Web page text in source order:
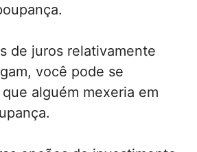
de juros relativamente
você pode se
alguém mexeria em